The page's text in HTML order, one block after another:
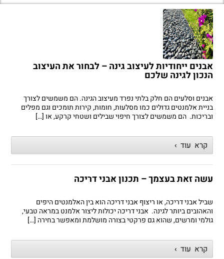
אבנים ייחודיות לעיצוב גינה – לבחור את העיצוב
הנכון לגינה שלכם
אבנים וסלעים הם חלק בלתי נפרד מעיצוב הגינה. הם משמשים לצורך
בניית אלמנטים גדולים כמו מסלעות, חומות, קירות תומכים וגם מפלים
ובריכות. הם משמשים לצורך חיפוי שבילים ושטחי קרקע, או […]
קרא עוד ›
עשה זאת בעצמך – תכנון אבני דריכה
שביל אבני דריכה, או ריצוף אבני דריכה הוא בין האלמנטים היפים
והאהובים ביותר לגינה. אבני דריכה יכולות ליצור אלמנט במראה טבעי,
גולמי ומרשים, שהוא גם פרקטי בצורה מושלמת ומאפשר בחירה […]
קרא עוד ›